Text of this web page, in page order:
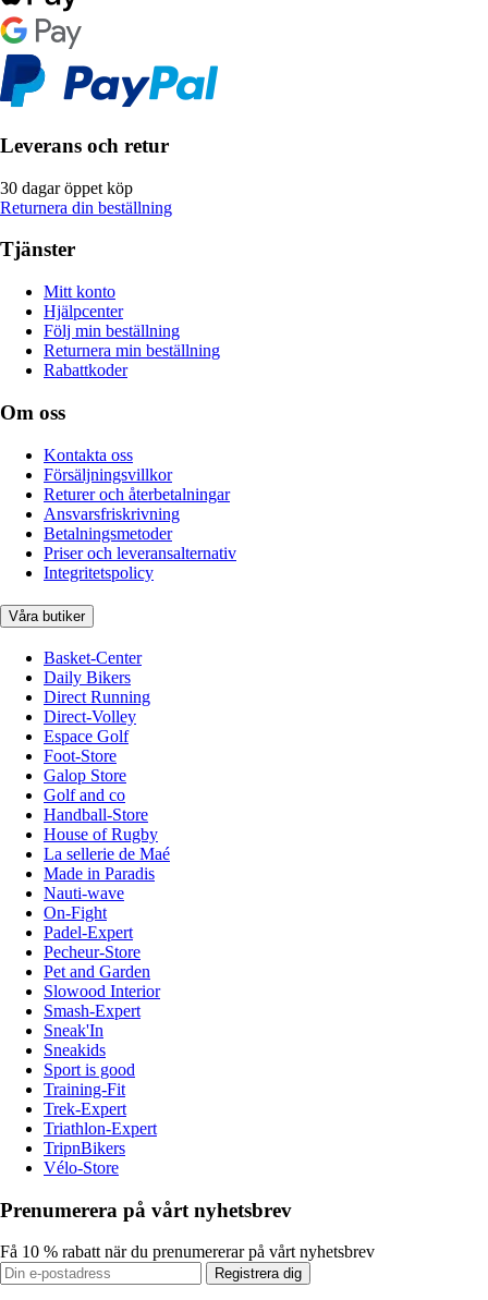
Leverans och retur
30 dagar öppet köp
Returnera din beställning
Tjänster
Mitt konto
Hjälpcenter
Följ min beställning
Returnera min beställning
Rabattkoder
Om oss
Kontakta oss
Försäljningsvillkor
Returer och återbetalningar
Ansvarsfriskrivning
Betalningsmetoder
Priser och leveransalternativ
Integritetspolicy
Våra butiker
Basket-Center
Daily Bikers
Direct Running
Direct-Volley
Espace Golf
Foot-Store
Galop Store
Golf and co
Handball-Store
House of Rugby
La sellerie de Maé
Made in Paradis
Nauti-wave
On-Fight
Padel-Expert
Pecheur-Store
Pet and Garden
Slowood Interior
Smash-Expert
Sneak'In
Sneakids
Sport is good
Training-Fit
Trek-Expert
Triathlon-Expert
TripnBikers
Vélo-Store
Prenumerera på vårt nyhetsbrev
Få 10 % rabatt när du prenumererar på vårt nyhetsbrev
Registrera dig